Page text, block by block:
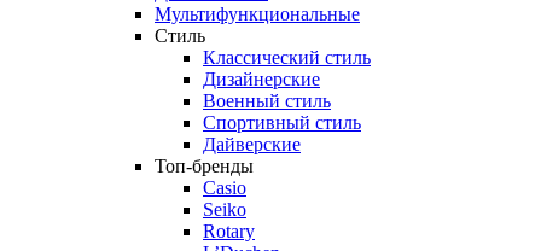
Мультифункциональные
Стиль
Классический стиль
Дизайнерские
Военный стиль
Спортивный стиль
Дайверские
Топ-бренды
Casio
Seiko
Rotary